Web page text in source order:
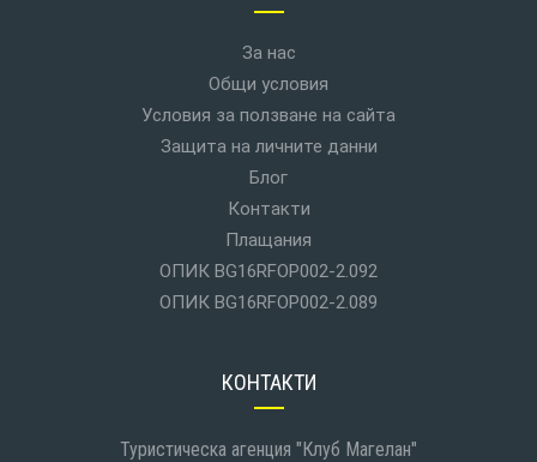
За нас
Общи условия
Условия за ползване на сайта
Защита на личните данни
Блог
Контакти
Плащания
ОПИК BG16RFOP002-2.092
ОПИК BG16RFOP002-2.089
КОНТАКТИ
Туристическа агенция "Клуб Магелан"